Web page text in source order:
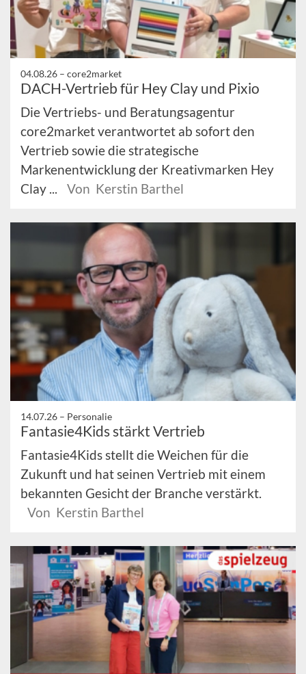
04.08.26 – core2market
DACH-Vertrieb für Hey Clay und Pixio
Die Vertriebs- und Beratungsagentur
core2market verantwortet ab sofort den
Vertrieb sowie die strategische
Markenentwicklung der Kreativmarken Hey
Clay ...
Von Kerstin Barthel
14.07.26 – Personalie
Fantasie4Kids stärkt Vertrieb
Fantasie4Kids stellt die Weichen für die
Zukunft und hat seinen Vertrieb mit einem
bekannten Gesicht der Branche verstärkt.
Von Kerstin Barthel